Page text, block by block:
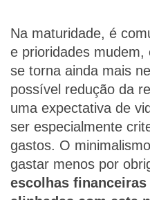
Na maturidade, é
e prioridades
se torna ainda mais
possível redução da
uma expectativa de
ser especialmente
gastos. O
gastar menos por
escolhas